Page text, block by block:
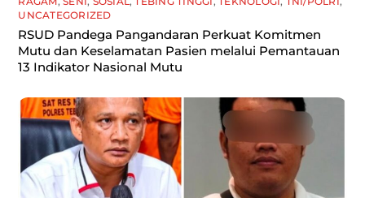
UNCATEGORIZED
RSUD Pandega Pangandaran Perkuat Komitmen
Mutu dan Keselamatan Pasien melalui Pemantauan
13 Indikator Nasional Mutu